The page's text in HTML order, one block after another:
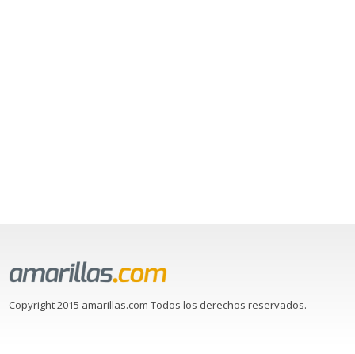
Copyright 2015 amarillas.com Todos los derechos reservados.